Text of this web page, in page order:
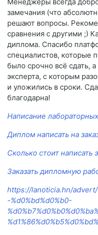
замечания (что
решают вопросы.
сравнения с другими ;)
диплома. Спасибо
специалистов, которые
было срочно всё сдать,
эксперта, с которым
и уложились в сроки.
благодарна!
Написание
Диплом написать на
Сколько стоит написать
Заказать дипломную
https://lanoticia.hn/advert/
-%d0%bd%d0%b0-